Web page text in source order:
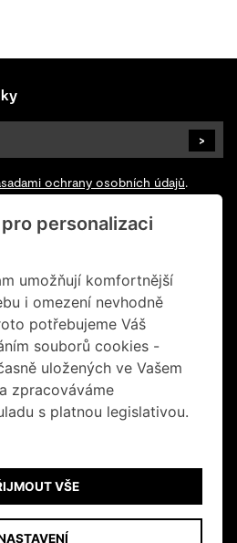
>
ochrany osobních údajů.
personalizaci
umožňují komfortnější
i omezení nevhodně
potřebujeme Váš
souborů cookies -
uložených ve Vašem
zpracováváme
s platnou legislativou.
VŠE